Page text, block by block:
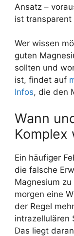
Ansatz –
ist
Wer wissen
guten
sollten und
ist, findet auf
Infos, die den
Wann
Komplex
Ein häufiger
die falsche
Magnesium
morgen eine
der Regel
intrazellulären
Das liegt